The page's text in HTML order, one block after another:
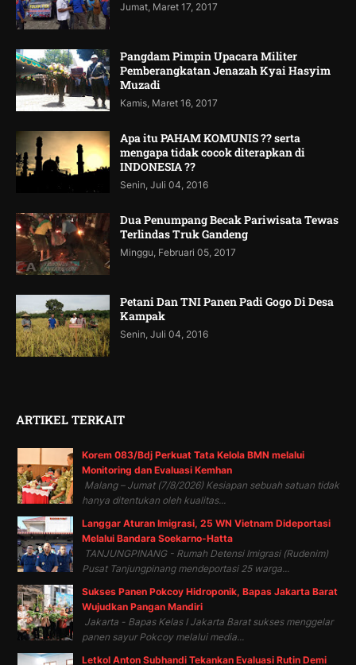
Jumat, Maret 17, 2017
Pangdam Pimpin Upacara Militer
Pemberangkatan Jenazah Kyai Hasyim
Muzadi
Kamis, Maret 16, 2017
Apa itu PAHAM KOMUNIS ?? serta
mengapa tidak cocok diterapkan di
INDONESIA ??
Senin, Juli 04, 2016
Dua Penumpang Becak Pariwisata Tewas
Terlindas Truk Gandeng
Minggu, Februari 05, 2017
Petani Dan TNI Panen Padi Gogo Di Desa
Kampak
Senin, Juli 04, 2016
ARTIKEL TERKAIT
Korem 083/Bdj Perkuat Tata Kelola BMN melalui
Monitoring dan Evaluasi Kemhan
Malang – Jumat (7/8/2026) Kesiapan sebuah satuan tidak
hanya ditentukan oleh kualitas...
Langgar Aturan Imigrasi, 25 WN Vietnam Dideportasi
Melalui Bandara Soekarno-Hatta
TANJUNGPINANG - Rumah Detensi Imigrasi (Rudenim)
Pusat Tanjungpinang mendeportasi 25 warga...
Sukses Panen Pokcoy Hidroponik, Bapas Jakarta Barat
Wujudkan Pangan Mandiri
Jakarta - Bapas Kelas I Jakarta Barat sukses menggelar
panen sayur Pokcoy melalui media...
Letkol Anton Subhandi Tekankan Evaluasi Rutin Demi